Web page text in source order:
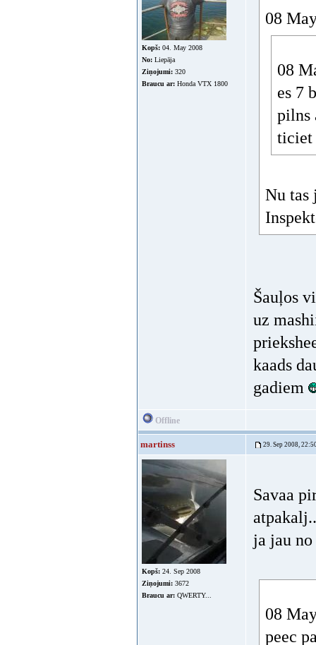
Kopš: 04. May 2008
No: Liepāja
Ziņojumi: 320
Braucu ar: Honda VTX 1800
08
08
es 7
pilns
Nu tas
Šauļos
uz
kaads
gadiem
Offline
martinss 29. Sep 2008,
Kopš: 24. Sep 2008
Ziņojumi: 3672
Braucu ar: QWERTY...
Savaa
ja jau
08
peec